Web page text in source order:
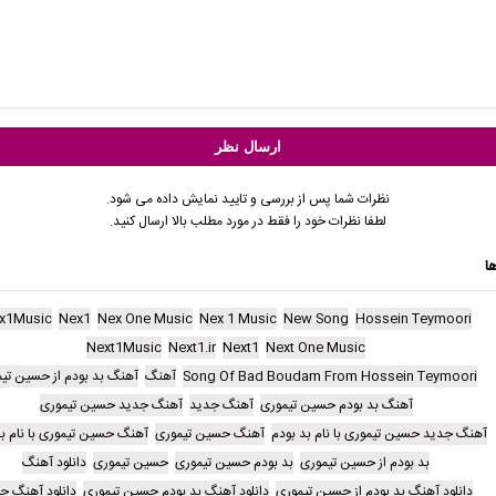
نظرات شما پس از بررسی و تایید نمایش داده می شود.
لطفا نظرات خود را فقط در مورد مطلب بالا ارسال کنید.
Hossein Teymoori
New Song
Nex 1 Music
Nex One Music
Nex1
Next One Music
Next1
Next1.ir
Next1Music
Song Of Bad Boudam From Hossein Teymoori آهنگ آهنگ بد بودم از حسین
آهنگ بد بودم حسین تیموری آهنگ جدید آهنگ جدید حسین تیموری
آهنگ جدید حسین تیموری با نام بد بودم آهنگ حسین تیموری آهنگ حسین تیموری با نام
بد بودم از حسین تیموری بد بودم حسین تیموری حسین تیموری دانلود آهنگ
دانلود آهنگ بد بودم از حسین تیموری دانلود آهنگ بد بودم حسین تیموری دانلود آهنگ